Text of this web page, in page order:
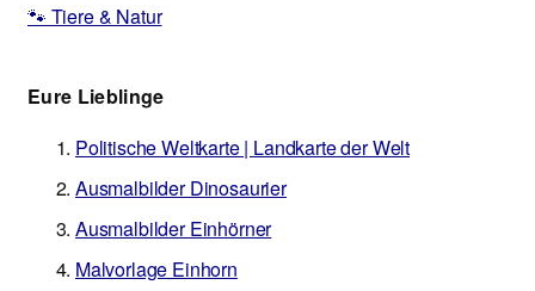
🐾 Tiere & Natur
Eure Lieblinge
Politische Weltkarte | Landkarte der Welt
Ausmalbilder Dinosaurier
Ausmalbilder Einhörner
Malvorlage Einhorn